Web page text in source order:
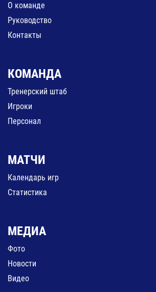
О команде
Руководство
Контакты
КОМАНДА
Тренерский штаб
Игроки
Персонал
МАТЧИ
Календарь игр
Статистика
МЕДИА
Фото
Новости
Видео